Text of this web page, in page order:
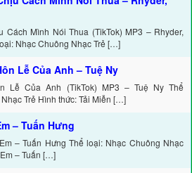
Cách Mình Nói Thua (TikTok) MP3 – Rhyder,
Nhạc Chuông Nhạc Trẻ […]
Lễ Của Anh – Tuệ Ny
Lễ Của Anh (TikTok) MP3 – Tuệ Ny Thể
Trẻ Hình thức: Tải Miễn […]
– Tuấn Hưng
– Tuấn Hưng Thể loại: Nhạc Chuông Nhạc
– Tuấn […]